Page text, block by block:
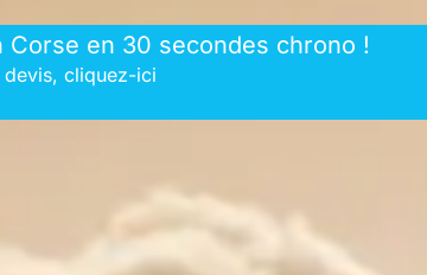
en 30 secondes chrono !
cliquez-ici